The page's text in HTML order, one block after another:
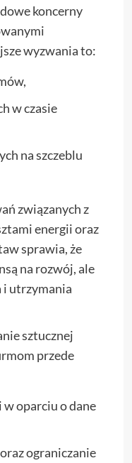
koncerny
wyzwania to:
w czasie
na szczeblu
związanych z
energii oraz
sprawia, że
na rozwój, ale
utrzymania
sztucznej
przede
oparciu o dane
ograniczanie